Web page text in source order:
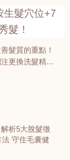
生髮穴位+7
髮！
髮質的重點！
更換洗髮精，
正確的方法來
蛋白的合成，
重現強韌與健
位按摩，我們
在理想的健康
析5大脫髮徵
守住毛囊健